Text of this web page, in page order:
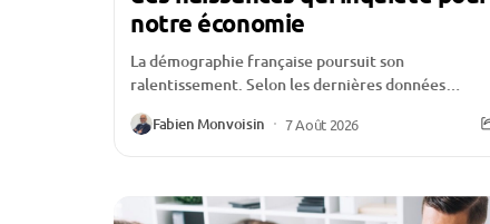
notre économie
La démographie française poursuit son
ralentissement. Selon les dernières données
publiées par l’Insee, le nombre de naissances
continue de reculer au premier semestre...
Fabien Monvoisin 7 Août 2026